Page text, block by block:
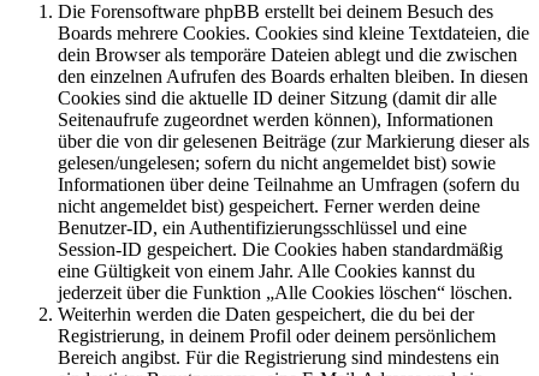
Die Forensoftware phpBB erstellt bei deinem Besuch des
Boards mehrere Cookies. Cookies sind kleine Textdateien, die
dein Browser als temporäre Dateien ablegt und die zwischen
den einzelnen Aufrufen des Boards erhalten bleiben. In diesen
Cookies sind die aktuelle ID deiner Sitzung (damit dir alle
Seitenaufrufe zugeordnet werden können), Informationen
über die von dir gelesenen Beiträge (zur Markierung dieser als
gelesen/ungelesen; sofern du nicht angemeldet bist) sowie
Informationen über deine Teilnahme an Umfragen (sofern du
nicht angemeldet bist) gespeichert. Ferner werden deine
Benutzer-ID, ein Authentifizierungsschlüssel und eine
Session-ID gespeichert. Die Cookies haben standardmäßig
eine Gültigkeit von einem Jahr. Alle Cookies kannst du
jederzeit über die Funktion „Alle Cookies löschen“ löschen.
Weiterhin werden die Daten gespeichert, die du bei der
Registrierung, in deinem Profil oder deinem persönlichem
Bereich angibst. Für die Registrierung sind mindestens ein